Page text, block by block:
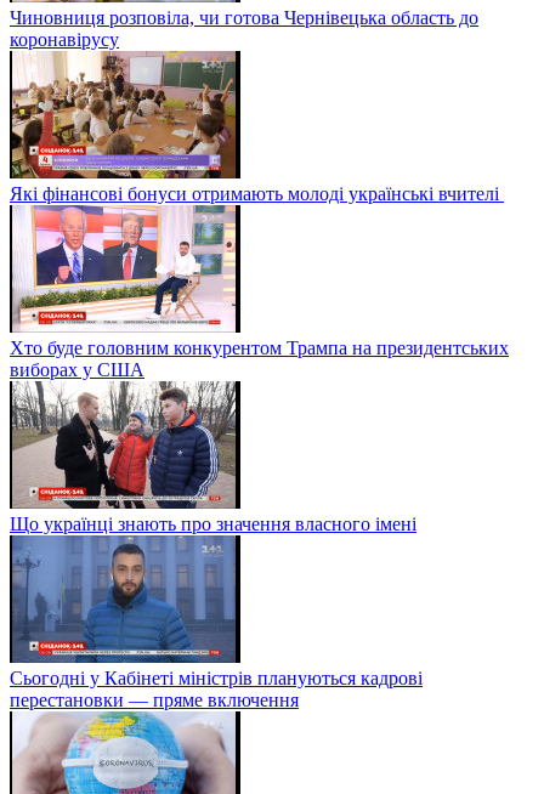
Чиновниця розповіла, чи готова Чернівецька область до
коронавірусу
Які фінансові бонуси отримають молоді українські вчителі
Хто буде головним конкурентом Трампа на президентських
виборах у США
Що українці знають про значення власного імені
Сьогодні у Кабінеті міністрів плануються кадрові
перестановки — пряме включення